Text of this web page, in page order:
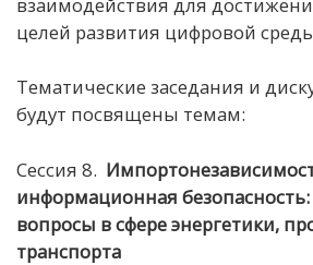
взаимодействия для
целей развития цифровой
Тематические заседания и
будут посвящены темам:
Сессия 8.
информационная
вопросы в сфере энергетики,
транспорта